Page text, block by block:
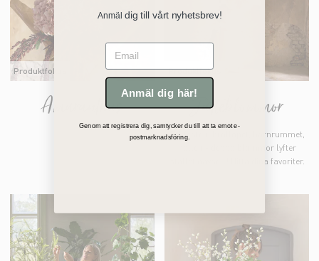
Produktfokus
Amaranthus
Produktfokus
Jätteblommor
Till festen, bröllopet, barnrummet,
hallen - dessa blommor lyfter
stället oavsett! Hitta dina favoriter.
Anmäl dig till vårt nyhetsbrev!
Email
Anmäl dig här!
Genom att registrera dig, samtycker du till att ta emot e-
postmarknadsföring.